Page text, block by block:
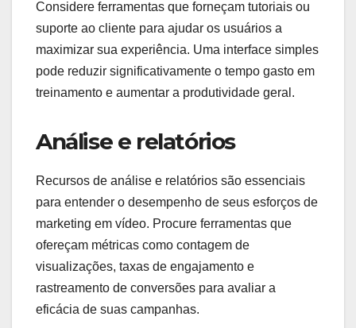
Considere ferramentas que forneçam tutoriais ou
suporte ao cliente para ajudar os usuários a
maximizar sua experiência. Uma interface simples
pode reduzir significativamente o tempo gasto em
treinamento e aumentar a produtividade geral.
Análise e relatórios
Recursos de análise e relatórios são essenciais
para entender o desempenho de seus esforços de
marketing em vídeo. Procure ferramentas que
ofereçam métricas como contagem de
visualizações, taxas de engajamento e
rastreamento de conversões para avaliar a
eficácia de suas campanhas.